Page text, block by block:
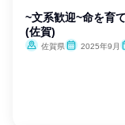
~文系歓迎~命を育
(佐賀)
佐賀県 2025年9月